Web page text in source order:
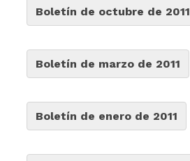
Boletín de octubre de 2011
Boletín de marzo de 2011
Boletín de enero de 2011